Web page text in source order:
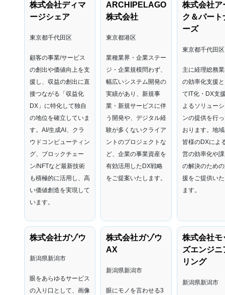
株式会社ディマ
ージシェア
東京都千代田区
顧客の事業/サービス
の創出や価値向上を支
援し、収益の創出に直
接つながる「収益化
DX」に特化して独自
の地位を確立していま
す。AI/生成AI、クラ
ウドコンピューティン
グ、ブロックチェー
ン/NFTなど最新技術
も積極的に活用し、高
い価値創造を実現して
います。
ARCHIPELAGO
株式会社
東京都港区
業種業界・企業ステー
ジ・企業規模問わず、
幅広いシステム開発の
実績があり、新規事
業・新規サービスに伴
う開発や、デジタル経
験が多くないクライア
ントのプロジェクトな
ど、企業の事業資産を
有効活用したDX戦略
をご提案いたします。
株式会社ア
ク＆パート
ーズ
東京都千代田区
主に経理総務
の効率化支援
てIT化・DX支
よるソリュー
ンの提供を行
おります。地
皆様のDXによ
営の効率化や
の解決のため
援をご提供い
ます。
株式会社ガゾウ
新潟県新潟市
眼をあらゆるサービス
の入り口として、画像
株式会社ガゾウ
AX
新潟県新潟市
眼にモノを言わせる3
株式会社モ
ズエンジニ
リング
新潟県新潟市